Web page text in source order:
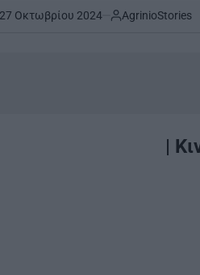
27 Οκτωβρίου 2024 AgrinioStories
|